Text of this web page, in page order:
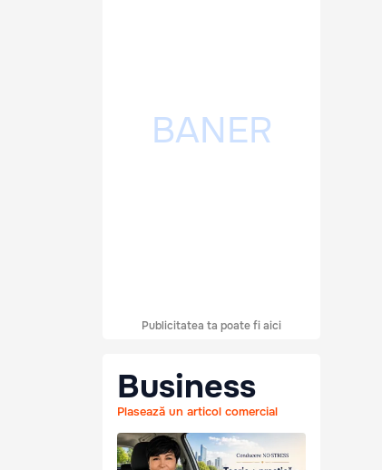
Publicitatea ta poate fi aici
Business
Plasează un articol comercial